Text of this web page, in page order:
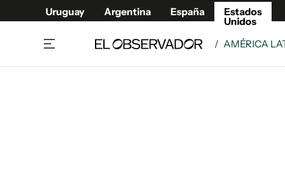
Uruguay Argentina España
Estados
Unidos
/ AMÉRICA